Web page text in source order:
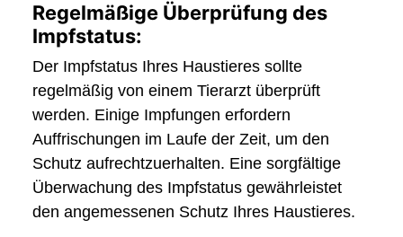
Regelmäßige Überprüfung des
Impfstatus:
Der Impfstatus Ihres Haustieres sollte
regelmäßig von einem Tierarzt überprüft
werden. Einige Impfungen erfordern
Auffrischungen im Laufe der Zeit, um den
Schutz aufrechtzuerhalten. Eine sorgfältige
Überwachung des Impfstatus gewährleistet
den angemessenen Schutz Ihres Haustieres.